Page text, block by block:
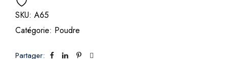
SKU: A65
Catégorie: Poudre
Partager: